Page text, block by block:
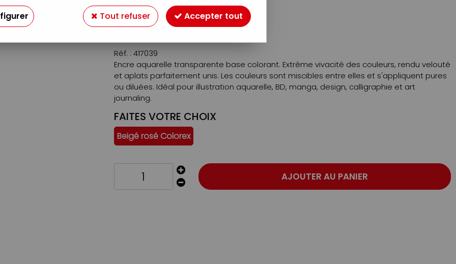
Soyez le premier à donner votre avis !
6,89 €TTC
Réf. : 417039
Encre aquarelle transparente base colorant. Extrême vivacité des couleurs, rendu velouté
et aplats parfaitement unis. Les couleurs sont miscibles entre elles et s'appliquent pures
ou diluées. Idéal pour illustration aquarelle, BD, manga, design, calligraphie et art
journaling.
FAITES VOTRE CHOIX
Beigé rosé Colorex
AJOUTER AU PANIER
Tout refuser Accepter tout